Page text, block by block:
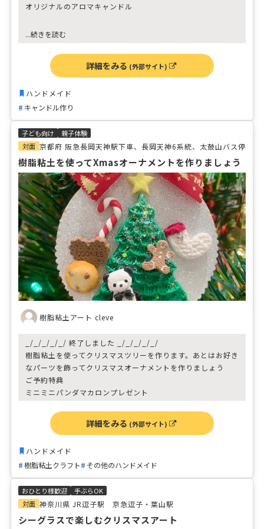
オリジナルのアロマキャンドル
ご自身のお気に入りを詰め込んだり
...続きを読む
詳細をみる (外部サイト)
ハンドメイド
キャンドル作り
子ども向け
親子体験
対面 京都府 阪急長岡天神駅下車、長岡天神6系統、太鼓山バス停
樹脂粘土を使ってXmasオーナメントを作りましょう
樹脂粘土アート cleve
_/_/_/_/_/ 終了しました _/_/_/_/_/
樹脂粘土を使ってクリスマスツリーを作ります。あとはお好き
なパーツを飾ってクリスマスオーナメントを作りましょう
ご予約特典
ミニミニパンダマカロンプレゼント
詳細をみる (外部サイト)
ハンドメイド
樹脂粘土クラフト
その他のハンドメイド
おひとり様歓迎
手ぶらOK
対面 神奈川県 JR逗子駅 京急逗子・葉山駅
シーグラスで楽しむクリスマスアート